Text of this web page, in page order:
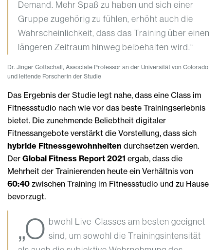
Demand. Mehr Spaß zu haben und sich einer
Gruppe zugehörig zu fühlen, erhöht auch die
Wahrscheinlichkeit, dass das Training über einen
längeren Zeitraum hinweg beibehalten wird.“
Dr. Jinger Gottschall, Associate Professor an der Universität von Colorado
und leitende Forscherin der Studie
Das Ergebnis der Studie legt nahe, dass eine Class im
Fitnessstudio nach wie vor das beste Trainingserlebnis
bietet. Die zunehmende Beliebtheit digitaler
Fitnessangebote verstärkt die Vorstellung, dass sich
hybride Fitnessgewohnheiten durchsetzen werden.
Der Global Fitness Report 2021 ergab, dass die
Mehrheit der Trainierenden heute ein Verhältnis von
60:40 zwischen Training im Fitnessstudio und zu Hause
bevorzugt.
„O bwohl Live-Classes am besten geeignet
sind, um sowohl die Trainingsintensität